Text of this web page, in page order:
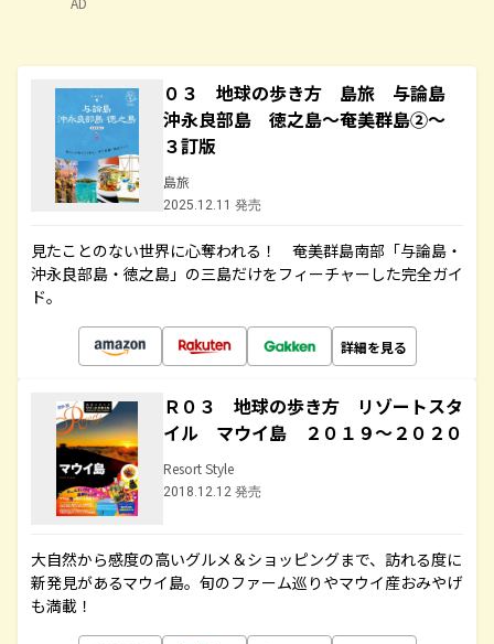
０３ 地球の歩き方 島旅 与論島
沖永良部島 徳之島～奄美群島②～
３訂版
島旅
2025.12.11 発売
見たことのない世界に心奪われる！ 奄美群島南部「与論島・
沖永良部島・徳之島」の三島だけをフィーチャーした完全ガイ
ド。
詳細を見る
Ｒ０３ 地球の歩き方 リゾートスタ
イル マウイ島 ２０１９～２０２０
Resort Style
2018.12.12 発売
大自然から感度の高いグルメ＆ショッピングまで、訪れる度に
新発見があるマウイ島。旬のファーム巡りやマウイ産おみやげ
も満載！